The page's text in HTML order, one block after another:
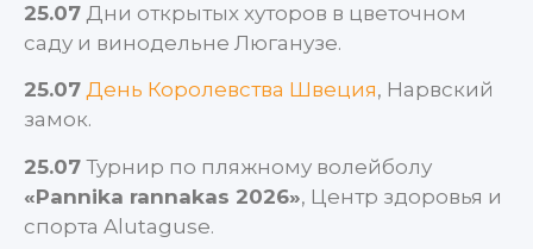
25.07 Дни открытых хуторов в цветочном
саду и винодельне Люганузе.
25.07 День Королевства Швеция, Нарвский
замок.
25.07 Турнир по пляжному волейболу
«Pannika rannakas 2026», Центр здоровья и
спорта Alutaguse.